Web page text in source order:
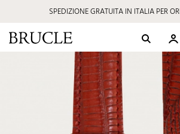
SPEDIZIONE GRATUITA IN ITALIA PER